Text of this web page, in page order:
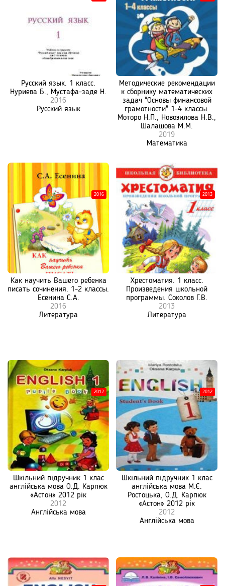
Русский язык. 1 класс.
Нуриева Б., Мустафа-заде Н.
2016
Русский язык
Методические рекомендации
к сборнику математических
задач "Основы финансовой
грамотности" 1-4 классы.
Моторо Н.П., Новоэилова Н.В.,
Шалашова М.М.
2019
Математика
Как научить Вашего ребенка
писать сочинения. 1-2 классы.
Есенина С.А.
2016
Литература
2016
Хрестоматия. 1 класс.
Произведения школьной
программы. Соколов Г.В.
2013
Литература
2013
Шкільний підручник 1 клас
англійська мова О.Д. Карпюк
«Астон» 2012 рік
2012
Англійська мова
2012
Шкільний підручник 1 клас
англійська мова М.Є.
Ростоцька, О.Д. Карпюк
«Астон» 2012 рік
2012
Англійська мова
2012